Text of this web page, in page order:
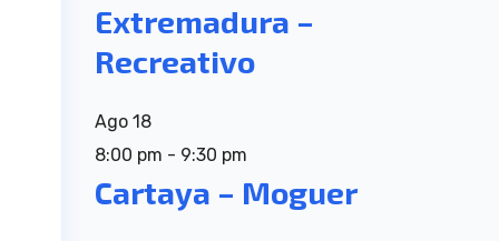
Extremadura –
Recreativo
Ago 18
8:00 pm - 9:30 pm
Cartaya – Moguer